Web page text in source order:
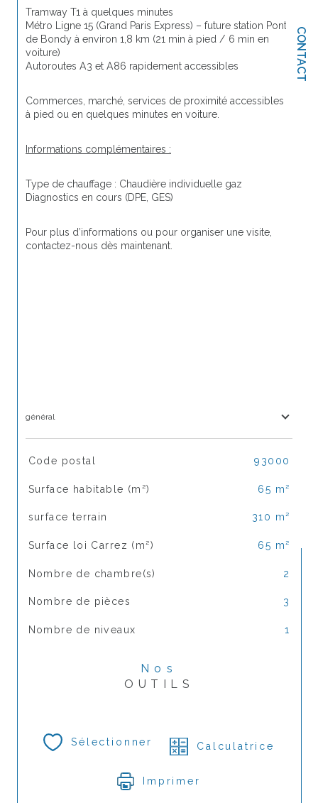
CONTACT
Tramway T1 à quelques minutes
Métro Ligne 15 (Grand Paris Express) – future station Pont
de Bondy à environ 1,8 km (21 min à pied / 6 min en
voiture)
Autoroutes A3 et A86 rapidement accessibles
Commerces, marché, services de proximité accessibles
à pied ou en quelques minutes en voiture.
Informations complémentaires :
Type de chauffage : Chaudière individuelle gaz
Diagnostics en cours (DPE, GES)
Pour plus d’informations ou pour organiser une visite,
contactez-nous dès maintenant.
général
TRAD_SIROCCO_Caracteristique
Code postal 93000
Surface habitable (m²) 65 m²
surface terrain 310 m²
Surface loi Carrez (m²) 65 m²
Nombre de chambre(s) 2
Nombre de pièces 3
Nombre de niveaux 1
Nos
OUTILS
Sélectionner Calculatrice
Imprimer